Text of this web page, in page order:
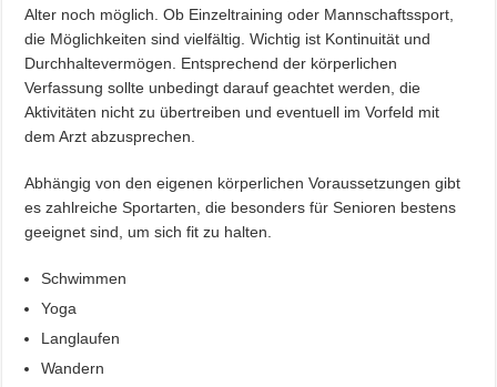
Alter noch möglich. Ob Einzeltraining oder Mannschaftssport,
die Möglichkeiten sind vielfältig. Wichtig ist Kontinuität und
Durchhaltevermögen. Entsprechend der körperlichen
Verfassung sollte unbedingt darauf geachtet werden, die
Aktivitäten nicht zu übertreiben und eventuell im Vorfeld mit
dem Arzt abzusprechen.
Abhängig von den eigenen körperlichen Voraussetzungen gibt
es zahlreiche Sportarten, die besonders für Senioren bestens
geeignet sind, um sich fit zu halten.
Schwimmen
Yoga
Langlaufen
Wandern